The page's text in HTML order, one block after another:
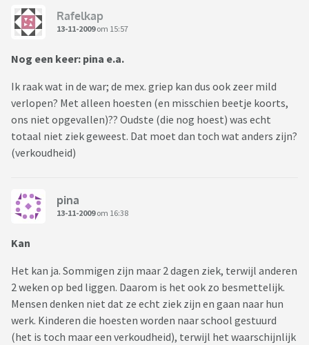
Rafelkap
13-11-2009om 15:57
Nog een keer: pina e.a.
Ik raak wat in de war; de mex. griep kan dus ook zeer mild
verlopen? Met alleen hoesten (en misschien beetje koorts,
ons niet opgevallen)?? Oudste (die nog hoest) was echt
totaal niet ziek geweest. Dat moet dan toch wat anders zijn?
(verkoudheid)
pina
13-11-2009om 16:38
Kan
Het kan ja. Sommigen zijn maar 2 dagen ziek, terwijl anderen
2 weken op bed liggen. Daarom is het ook zo besmettelijk.
Mensen denken niet dat ze echt ziek zijn en gaan naar hun
werk. Kinderen die hoesten worden naar school gestuurd
(het is toch maar een verkoudheid), terwijl het waarschijnlijk